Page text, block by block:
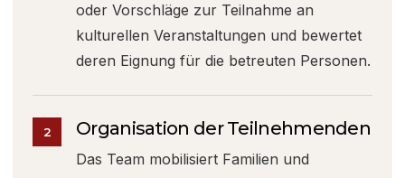
oder Vorschläge zur Teilnahme an
kulturellen Veranstaltungen und bewertet
deren Eignung für die betreuten Personen.
2 Organisation der Teilnehmenden
Das Team mobilisiert Familien und